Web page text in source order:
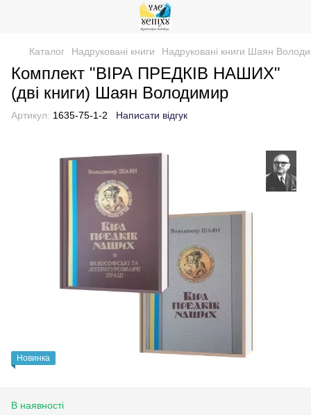
Каталог Надруковані книги Надруковані книги Шаян
Комплект "ВІРА ПРЕДКІВ НАШИХ"
(дві книги) Шаян Володимир
Артикул: 1635-75-1-2 Написати відгук
Новинка
В наявності